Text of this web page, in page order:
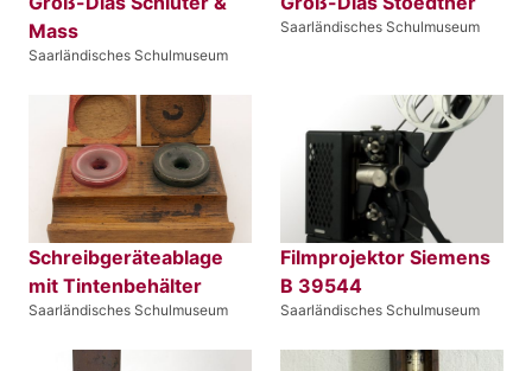
Mass
Saarländisches Schulmuseum
Saarländisches Schulmuseum
Schreibgeräteablage
mit Tintenbehälter
Saarländisches Schulmuseum
Filmprojektor Siemens
B 39544
Saarländisches Schulmuseum